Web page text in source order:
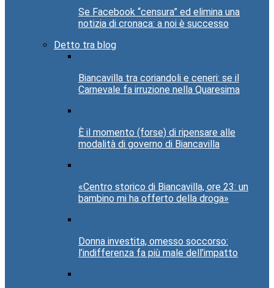
Se Facebook “censura” ed elimina una
notizia di cronaca: a noi è successo
Detto tra blog
Biancavilla tra coriandoli e ceneri: se il
Carnevale fa irruzione nella Quaresima
È il momento (forse) di ripensare alle
modalità di governo di Biancavilla
«Centro storico di Biancavilla, ore 23: un
bambino mi ha offerto della droga»
Donna investita, omesso soccorso:
l’indifferenza fa più male dell’impatto